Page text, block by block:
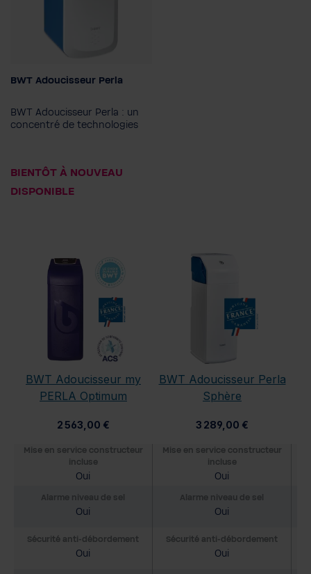
BWT Adoucisseur Perla
BWT Adoucisseur Perla : un
concentré de technologies
BIENTÔT À NOUVEAU
DISPONIBLE
BWT Adoucisseur my
PERLA Optimum
2 563,00 €
Mise en service constructeur
incluse
Oui
Alarme niveau de sel
Oui
Sécurité anti-débordement
Oui
BWT Adoucisseur Perla
Sphère
3 289,00 €
Mise en service constructeur
incluse
Oui
Alarme niveau de sel
Oui
Sécurité anti-débordement
Oui